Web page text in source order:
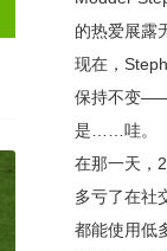
的热爱展露
现在，
保持不变——
是……哇。
在那一天，
多亏了在社
都能使用低